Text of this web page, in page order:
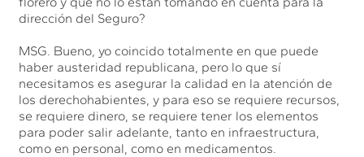
dirección del Seguro?
MSG. Bueno, yo coincido totalmente en que puede
haber austeridad republicana, pero lo que sí
necesitamos es asegurar la calidad en la atención de
los derechohabientes, y para eso se requiere recursos,
se requiere dinero, se requiere tener los elementos
para poder salir adelante, tanto en infraestructura,
como en personal, como en medicamentos.